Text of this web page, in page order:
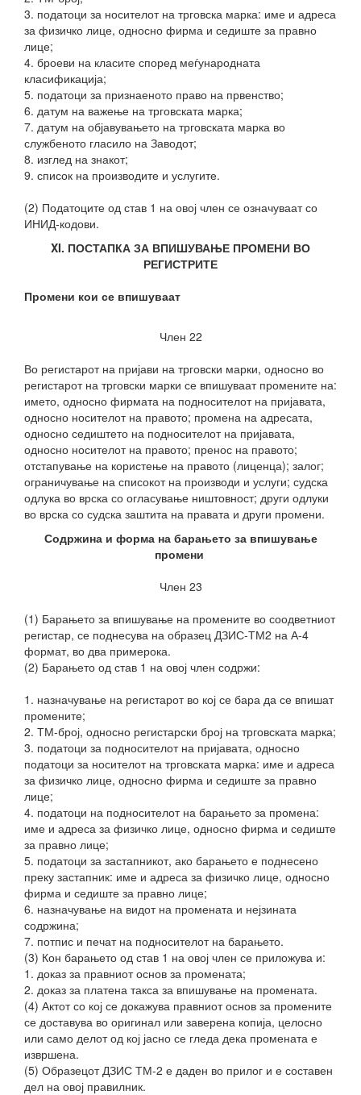
3. податоци за носителот на трговска марка: име и адреса
за физичко лице, односно фирма и седиште за правно
лице;
4. броеви на класите според меѓународната
класификација;
5. податоци за признаеното право на првенство;
6. датум на важење на трговската марка;
7. датум на објавувањето на трговската марка во
службеното гласило на Заводот;
8. изглед на знакот;
9. список на производите и услугите.
(2) Податоците од став 1 на овој член се означуваат со
ИНИД-кодови.
XI. ПОСТАПКА ЗА ВПИШУВАЊЕ ПРОМЕНИ ВО
РЕГИСТРИТЕ
Промени кои се впишуваат
Член 22
Во регистарот на пријави на трговски марки, односно во
регистарот на трговски марки се впишуваат промените на:
името, односно фирмата на подносителот на пријавата,
односно носителот на правото; промена на адресата,
односно седиштето на подносителот на пријавата,
односно носителот на правото; пренос на правото;
отстапување на користење на правото (лиценца); залог;
ограничување на списокот на производи и услуги; судска
одлука во врска со огласување ништовност; други одлуки
во врска со судска заштита на правата и други промени.
Содржина и форма на барањето за впишување
промени
Член 23
(1) Барањето за впишување на промените во соодветниот
регистар, се поднесува на образец ДЗИС-ТМ2 на А-4
формат, во два примерока.
(2) Барањето од став 1 на овој член содржи:
1. назначување на регистарот во кој се бара да се впишат
промените;
2. ТМ-број, односно регистарски број на трговската марка;
3. податоци за подносителот на пријавата, односно
податоци за носителот на трговската марка: име и адреса
за физичко лице, односно фирма и седиште за правно
лице;
4. податоци на подносителот на барањето за промена:
име и адреса за физичко лице, односно фирма и седиште
за правно лице;
5. податоци за застапникот, ако барањето е поднесено
преку застапник: име и адреса за физичко лице, односно
фирма и седиште за правно лице;
6. назначување на видот на промената и нејзината
содржина;
7. потпис и печат на подносителот на барањето.
(3) Кон барањето од став 1 на овој член се приложува и:
1. доказ за правниот основ за промената;
2. доказ за платена такса за впишување на промената.
(4) Актот со кој се докажува правниот основ за промените
се доставува во оригинал или заверена копија, целосно
или само делот од кој јасно се гледа дека промената е
извршена.
(5) Образецот ДЗИС ТМ-2 е даден во прилог и е составен
дел на овој правилник.